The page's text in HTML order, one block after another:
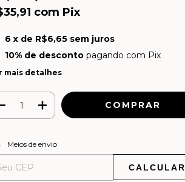
com Pix
6 x de R$6,65 sem juros
10% de descontopagando com Pix
mais detalhes
para o CEP:
Meios de envio
CALCULAR